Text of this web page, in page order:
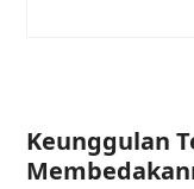
Keunggulan